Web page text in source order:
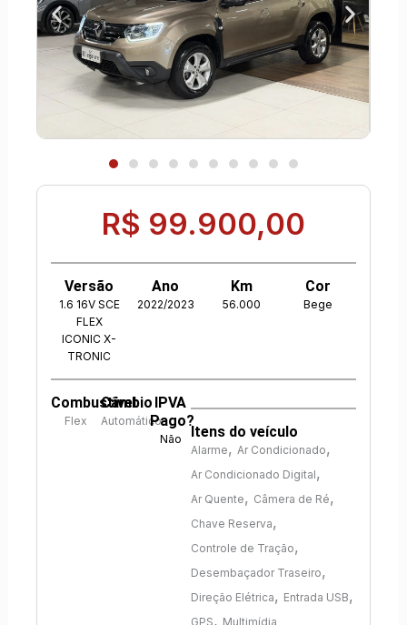
R$ 99.900,00
Versão
1.6 16V SCE
FLEX
ICONIC X-
TRONIC
Ano
2022/2023
Km
56.000
Cor
Bege
Combustível
Flex
Câmbio
Automático
IPVA
Pago?
Não Itens do veículo
Alarme, Ar Condicionado,
Ar Condicionado Digital,
Ar Quente, Câmera de Ré,
Chave Reserva,
Controle de Tração,
Desembaçador Traseiro,
Direção Elétrica, Entrada USB,
GPS, Multimídia